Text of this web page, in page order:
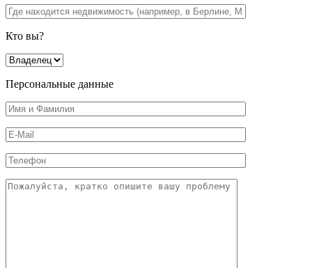
Кто вы?
Персональные данные